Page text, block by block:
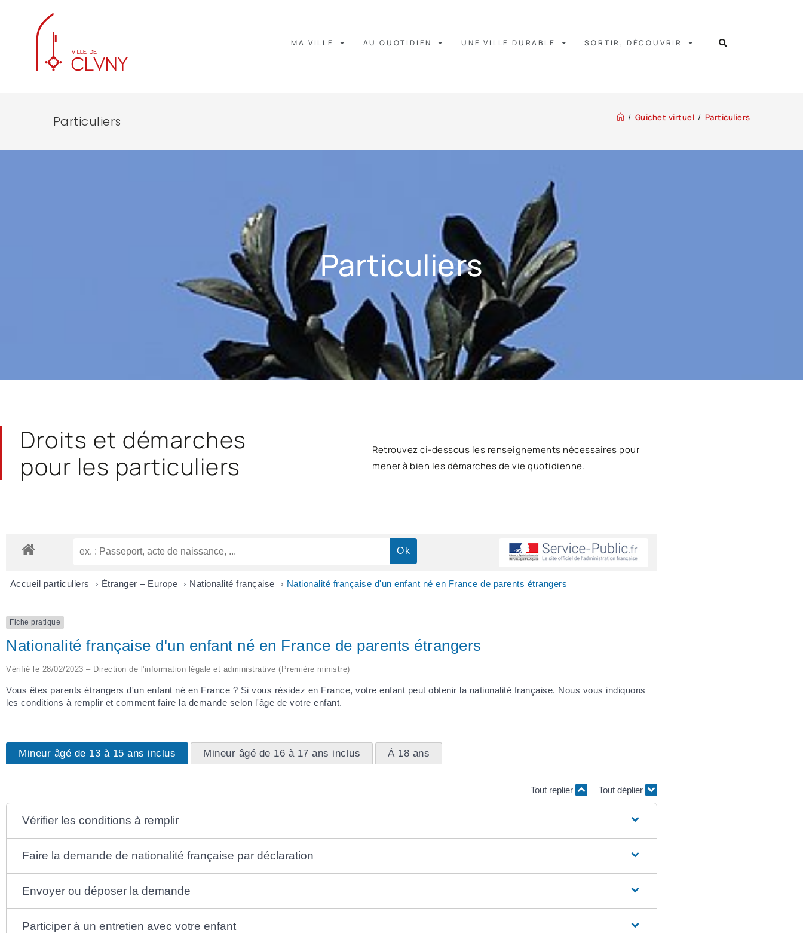
MA VILLE AU QUOTIDIEN UNE VILLE DURABLE SORTIR, DÉCOUVRIR
Particuliers / Guichet virtuel / Particuliers
Particuliers
Droits et démarches
pour les particuliers
Retrouvez ci-dessous les renseignements nécessaires pour
mener à bien les démarches de vie quotidienne.
Accueil particuliers > Étranger – Europe > Nationalité française > Nationalité française d'un enfant né en France de parents étrangers
Fiche pratique
Nationalité française d'un enfant né en France de parents étrangers
Vérifié le 28/02/2023 – Direction de l'information légale et administrative (Première ministre)
Vous êtes parents étrangers d'un enfant né en France ? Si vous résidez en France, votre enfant peut obtenir la nationalité française. Nous vous indiquons
les conditions à remplir et comment faire la demande selon l'âge de votre enfant.
Mineur âgé de 13 à 15 ans inclus Mineur âgé de 16 à 17 ans inclus À 18 ans
Tout replier Tout déplier
Vérifier les conditions à remplir
Faire la demande de nationalité française par déclaration
Envoyer ou déposer la demande
Participer à un entretien avec votre enfant